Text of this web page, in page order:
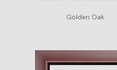
Golden Oak